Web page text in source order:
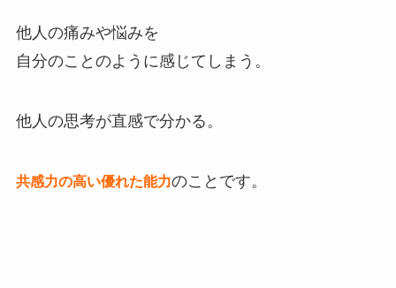
他人の痛みや悩みを
自分のことのように感じてしまう。
他人の思考が直感で分かる。
共感力の高い優れた能力のことです。